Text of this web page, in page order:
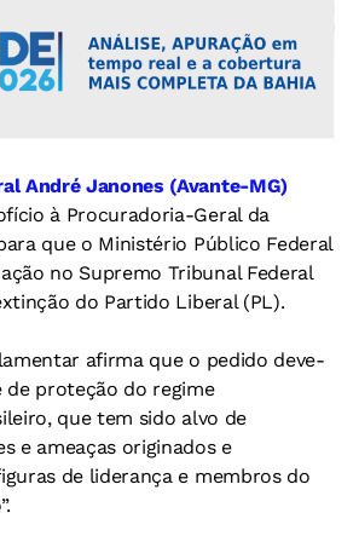
André Janones (Avante-MG)
à Procuradoria-Geral da
que o Ministério Público Federal
no Supremo Tribunal Federal
do Partido Liberal (PL).
afirma que o pedido deve-
de proteção do regime
que tem sido alvo de
e ameaças originados e
de liderança e membros do